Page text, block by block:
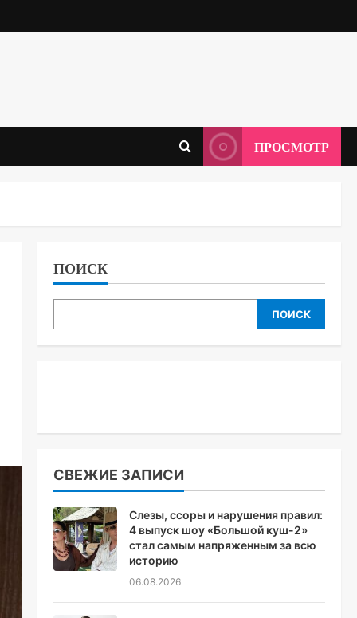
ПРОСМОТР
ПОИСК
ПОИСК
СВЕЖИЕ ЗАПИСИ
Слезы, ссоры и нарушения правил:
4 выпуск шоу «Большой куш-2»
стал самым напряженным за всю
историю
06.08.2026